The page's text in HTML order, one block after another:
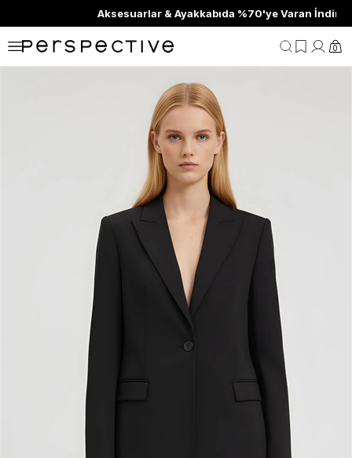
Aksesuarlar & Ayakkabıda %70'ye Varan İndirim
0